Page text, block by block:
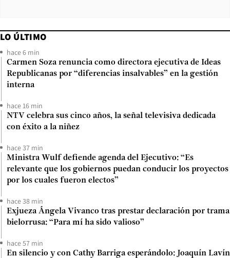
LO ÚLTIMO
hace 6 min
Carmen Soza renuncia como directora ejecutiva de Ideas
Republicanas por “diferencias insalvables” en la gestión
interna
hace 16 min
NTV celebra sus cinco años, la señal televisiva dedicada
con éxito a la niñez
hace 37 min
Ministra Wulf defiende agenda del Ejecutivo: “Es
relevante que los gobiernos puedan conducir los proyectos
por los cuales fueron electos”
hace 38 min
Exjueza Ángela Vivanco tras prestar declaración por trama
bielorrusa: “Para mí ha sido valioso”
hace 57 min
En silencio y con Cathy Barriga esperándolo: Joaquín Lavín